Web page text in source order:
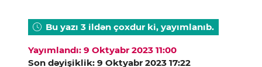
Bu yazı 3 ildən çoxdur ki, yayımlanıb.
Yayımlandı: 9 Oktyabr 2023 11:00
Son dəyişiklik: 9 Oktyabr 2023 17:22